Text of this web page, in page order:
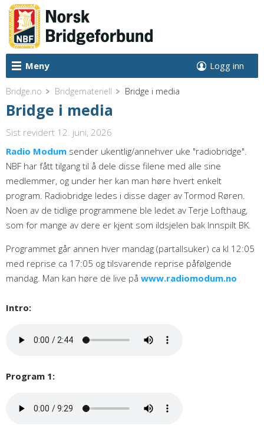
Meny Logg inn
Bridge.no Bridgemateriell Bridge i media
Bridge i media
Sist revidert 12. juni, 2026
Radio Modum sender ukentlig/annehver uke "radiobridge".
NBF har fått tilgang til å dele disse filene med alle sine
medlemmer, og under her kan man høre hvert enkelt
program. Radiobridge ledes i disse dager av Tormod Røren.
Noen av de tidlige programmene ble ledet av Terje Lofthaug,
som for mange av dere er kjent som ildsjelen bak Innspilt BK.
Programmet går annen hver mandag (partallsuker) ca kl 12:05
med reprise ca 17:05 og tilsvarende reprise påfølgende
mandag. Man kan høre de live på www.radiomodum.no
Intro:
Program 1: